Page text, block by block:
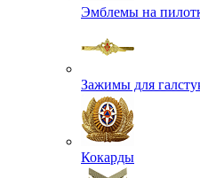
Эмблемы на
Зажимы для
Кокарды